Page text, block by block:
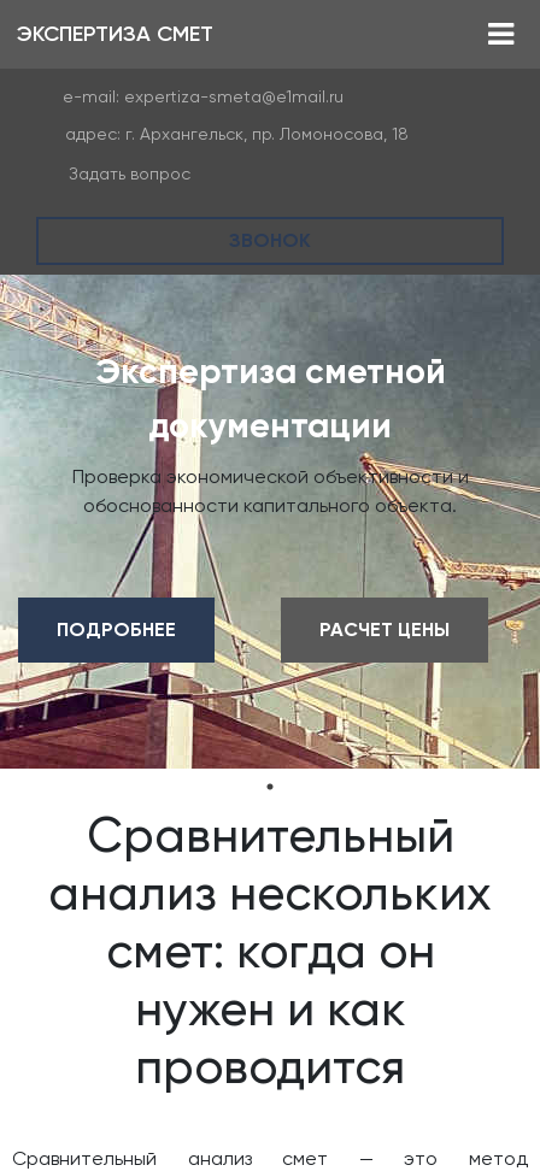
ЭКСПЕРТИЗА СМЕТ
e-mail: expertiza-smeta@e1mail.ru
адрес: г. Архангельск, пр. Ломоносова, 18
Задать вопрос
ЗВОНОК
Экспертиза сметной
документации
Проверка экономической объективности и
обоснованности капитального объекта.
ПОДРОБНЕЕ РАСЧЕТ ЦЕНЫ
Сравнительный
анализ нескольких
смет: когда он
нужен и как
проводится
Сравнительный анализ смет — это метод